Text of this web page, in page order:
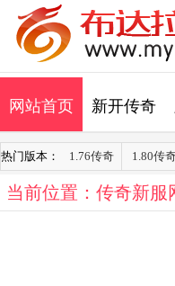
网站首页 新开传奇
热门版本： 1.76传奇 1.80传
当前位置： 传奇新服